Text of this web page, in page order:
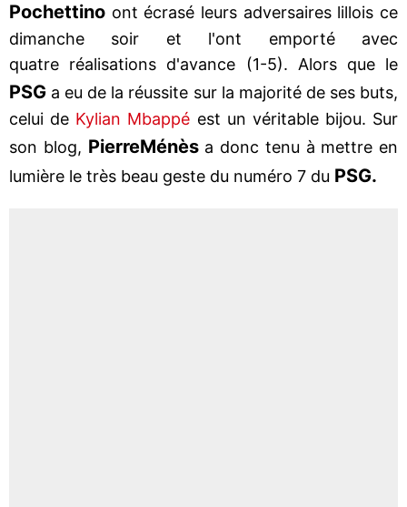
Pochettino ont écrasé leurs adversaires lillois ce
dimanche soir et l'ont emporté avec
quatre réalisations d'avance (1-5). Alors que le
PSG a eu de la réussite sur la majorité de ses buts,
celui de Kylian Mbappé est un véritable bijou. Sur
son blog, PierreMénèsa donc tenu à mettre en
lumière le très beau geste du numéro 7 du PSG.